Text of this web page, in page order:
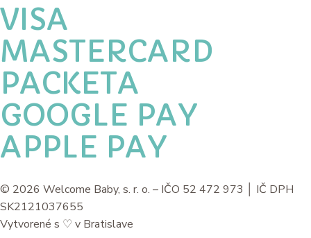
VISA
MASTERCARD
PACKETA
GOOGLE PAY
APPLE PAY
© 2026 Welcome Baby, s. r. o. – IČO 52 472 973 │ IČ DPH
SK2121037655
Vytvorené s ♡ v Bratislave